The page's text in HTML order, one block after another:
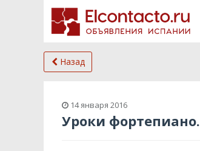
Назад
14 января 2016
Уроки фортепиано.